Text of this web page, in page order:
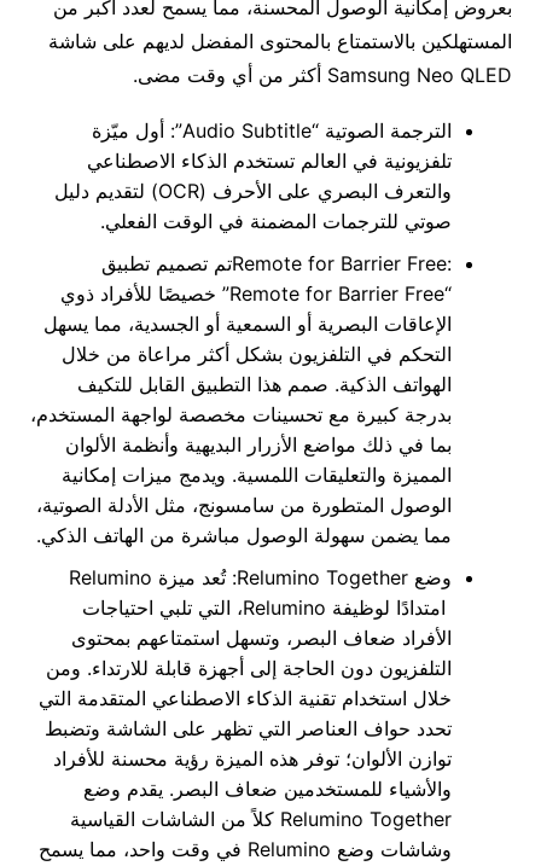
بعروض إمكانية الوصول المحسنة، مما يسمح لعدد أكبر من
المستهلكين بالاستمتاع بالمحتوى المفضل لديهم على شاشة
Samsung Neo QLED أكثر من أي وقت مضى.
الترجمة الصوتية “Audio Subtitle”: أول ميّزة
تلفزيونية في العالم تستخدم الذكاء الاصطناعي
والتعرف البصري على الأحرف (OCR) لتقديم دليل
صوتي للترجمات المضمنة في الوقت الفعلي.
:Remote for Barrier Freeتم تصميم تطبيق
“Remote for Barrier Free” خصيصًا للأفراد ذوي
الإعاقات البصرية أو السمعية أو الجسدية، مما يسهل
التحكم في التلفزيون بشكل أكثر مراعاة من خلال
الهواتف الذكية. صمم هذا التطبيق القابل للتكيف
بدرجة كبيرة مع تحسينات مخصصة لواجهة المستخدم،
بما في ذلك مواضع الأزرار البديهية وأنظمة الألوان
المميزة والتعليقات اللمسية. ويدمج ميزات إمكانية
الوصول المتطورة من سامسونج، مثل الأدلة الصوتية،
مما يضمن سهولة الوصول مباشرة من الهاتف الذكي.
وضع Relumino Together: تُعد ميزة Relumino
امتدادًا لوظيفة Relumino، التي تلبي احتياجات
الأفراد ضعاف البصر، وتسهل استمتاعهم بمحتوى
التلفزيون دون الحاجة إلى أجهزة قابلة للارتداء. ومن
خلال استخدام تقنية الذكاء الاصطناعي المتقدمة التي
تحدد حواف العناصر التي تظهر على الشاشة وتضبط
توازن الألوان؛ توفر هذه الميزة رؤية محسنة للأفراد
والأشياء للمستخدمين ضعاف البصر. يقدم وضع
Relumino Together كلاً من الشاشات القياسية
وشاشات وضع Relumino في وقت واحد، مما يسمح